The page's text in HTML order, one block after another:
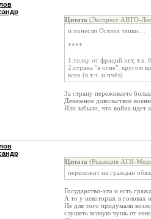
Цитата (Экспресс АВТО-
и понесли Остапа тапки....
****
1.толку от фраций нет, т.к.
2.страна "в огне", кругом
всех (в т.ч. и пчёл)
За страну переживаете
Денежное довольствие
Или забыли, что война идет
Цитата (Редакция АТИ-
переложит на граждан
Государство-это и есть
А то у некоторых в головах
Не для того придумали
слушать всякую чушь от